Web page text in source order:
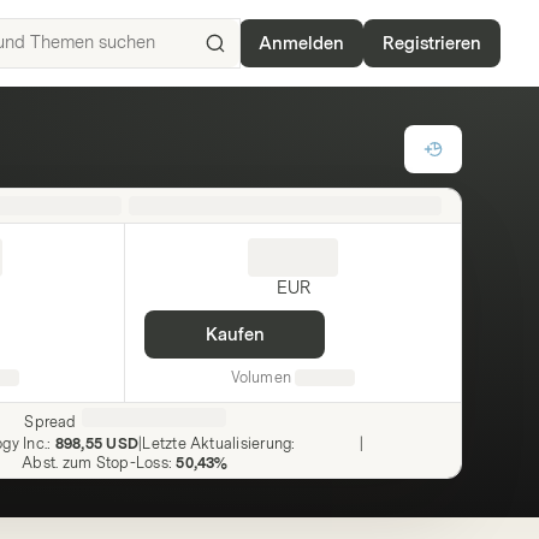
ISIN,
Basiswerte,
Anmelden Registrieren
EUR
Kaufen
Volumen
Spread
Inc.: 898,55 USD Letzte Aktualisierung:
Abst. zum Stop-Loss: 50,43%